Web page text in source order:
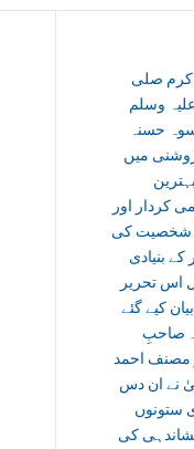
صلی
وسلم
حسنہ
میں
کردار اور
شخصیت کی
کے بنیادی
اس تحریر
کیے گئے
صاحبِ
احمد
نے ان دس
ستونوں
کی